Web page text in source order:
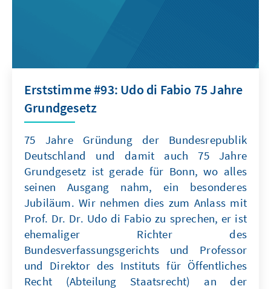
Erststimme #93: Udo di Fabio 75 Jahre
Grundgesetz
75 Jahre Gründung der Bundesrepublik
Deutschland und damit auch 75 Jahre
Grundgesetz ist gerade für Bonn, wo alles
seinen Ausgang nahm, ein besonderes
Jubiläum. Wir nehmen dies zum Anlass mit
Prof. Dr. Dr. Udo di Fabio zu sprechen, er ist
ehemaliger Richter des
Bundesverfassungsgerichts und Professor
und Direktor des Instituts für Öffentliches
Recht (Abteilung Staatsrecht) an der